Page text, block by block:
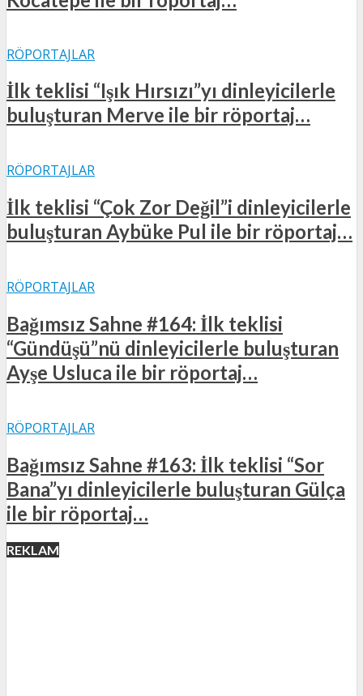
RÖPORTAJLAR
İlk teklisi “Işık Hırsızı”yı dinleyicilerle
buluşturan Merve ile bir röportaj…
RÖPORTAJLAR
İlk teklisi “Çok Zor Değil”i dinleyicilerle
buluşturan Aybüke Pul ile bir röportaj…
RÖPORTAJLAR
Bağımsız Sahne #164: İlk teklisi
“Gündüşü”nü dinleyicilerle buluşturan
Ayşe Usluca ile bir röportaj…
RÖPORTAJLAR
Bağımsız Sahne #163: İlk teklisi “Sor
Bana”yı dinleyicilerle buluşturan Gülça
ile bir röportaj…
REKLAM